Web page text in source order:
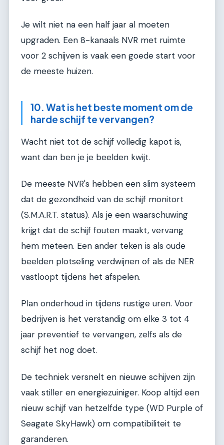
Je wilt niet na een half jaar al moeten
upgraden. Een 8-kanaals NVR met ruimte
voor 2 schijven is vaak een goede start voor
de meeste huizen.
10. Wat is het beste moment om de
harde schijf te vervangen?
Wacht niet tot de schijf volledig kapot is,
want dan ben je je beelden kwijt.
De meeste NVR's hebben een slim systeem
dat de gezondheid van de schijf monitort
(S.M.A.R.T. status). Als je een waarschuwing
krijgt dat de schijf fouten maakt, vervang
hem meteen. Een ander teken is als oude
beelden plotseling verdwijnen of als de NER
vastloopt tijdens het afspelen.
Plan onderhoud in tijdens rustige uren. Voor
bedrijven is het verstandig om elke 3 tot 4
jaar preventief te vervangen, zelfs als de
schijf het nog doet.
De techniek versnelt en nieuwe schijven zijn
vaak stiller en energiezuiniger. Koop altijd een
nieuw schijf van hetzelfde type (WD Purple of
Seagate SkyHawk) om compatibiliteit te
garanderen.